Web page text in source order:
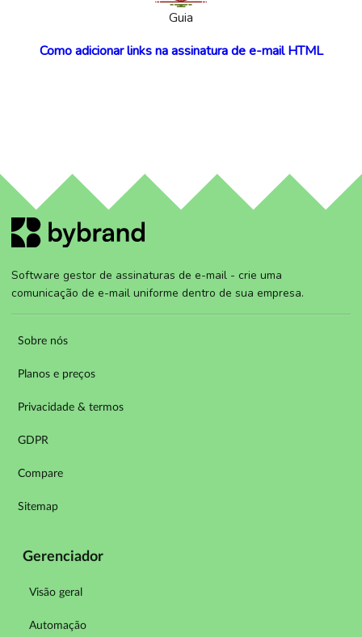
Guia
Como adicionar links na assinatura de e-mail HTML
Software gestor de assinaturas de e-mail - crie uma
comunicação de e-mail uniforme dentro de sua empresa.
Sobre nós
Planos e preços
Privacidade & termos
GDPR
Compare
Sitemap
Gerenciador
Visão geral
Automação